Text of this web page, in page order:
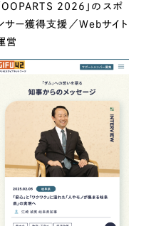
OOPARTS 2026」のスポ
サー獲得支援／Webサイト
営